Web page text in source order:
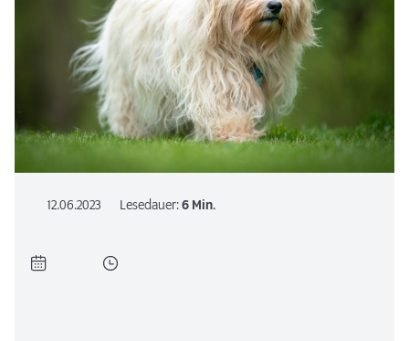
12.06.2023 Lesedauer:6 Min.